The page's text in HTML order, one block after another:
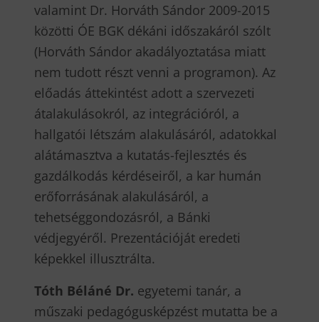
valamint Dr. Horváth Sándor 2009-2015
közötti ÓE BGK dékáni időszakáról szólt
(Horváth Sándor akadályoztatása miatt
nem tudott részt venni a programon). Az
előadás áttekintést adott a szervezeti
átalakulásokról, az integrációról, a
hallgatói létszám alakulásáról, adatokkal
alátámasztva a kutatás-fejlesztés és
gazdálkodás kérdéseiről, a kar humán
erőforrásának alakulásáról, a
tehetséggondozásról, a Bánki
védjegyéről. Prezentációját eredeti
képekkel illusztrálta.
Tóth Béláné Dr. egyetemi tanár, a
műszaki pedagógusképzést mutatta be a